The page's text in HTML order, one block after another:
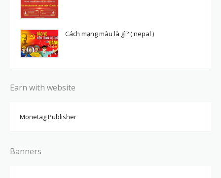
Cách mạng màu là gì? ( nepal )
Earn with website
Monetag Publisher
Banners